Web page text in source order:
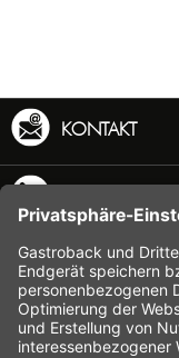
KONTAKT
INFORMATION
SHOP SERVICE